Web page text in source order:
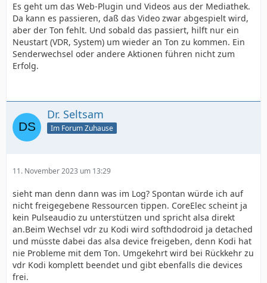
Es geht um das Web-Plugin und Videos aus der Mediathek.
Da kann es passieren, daß das Video zwar abgespielt wird,
aber der Ton fehlt. Und sobald das passiert, hilft nur ein
Neustart (VDR, System) um wieder an Ton zu kommen. Ein
Senderwechsel oder andere Aktionen führen nicht zum
Erfolg.
Dr. Seltsam
Im Forum Zuhause
11. November 2023 um 13:29
sieht man denn dann was im Log? Spontan würde ich auf
nicht freigegebene Ressourcen tippen. CoreElec scheint ja
kein Pulseaudio zu unterstützen und spricht alsa direkt
an.Beim Wechsel vdr zu Kodi wird softhdodroid ja detached
und müsste dabei das alsa device freigeben, denn Kodi hat
nie Probleme mit dem Ton. Umgekehrt wird bei Rückkehr zu
vdr Kodi komplett beendet und gibt ebenfalls die devices
frei.